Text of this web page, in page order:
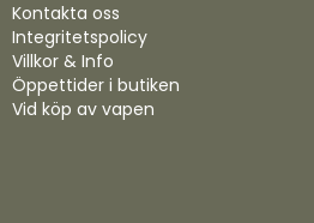
Kontakta oss
Integritetspolicy
Villkor & Info
Öppettider i butiken
Vid köp av vapen